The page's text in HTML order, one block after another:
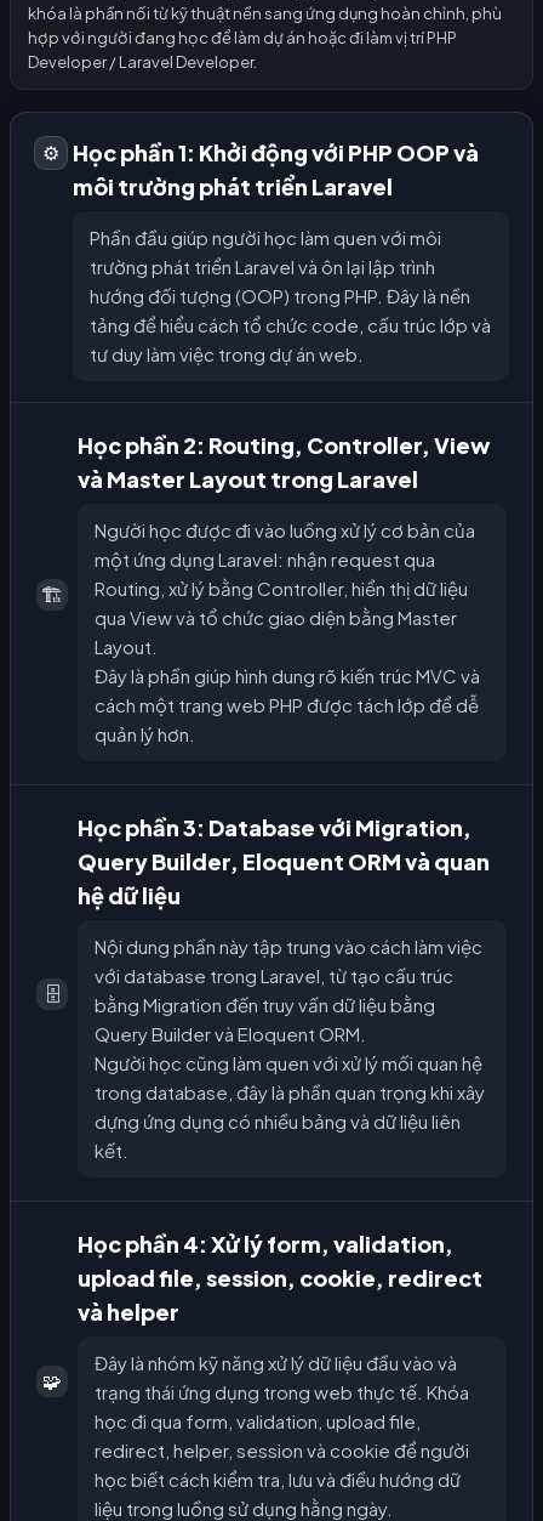
khóa là phần nối từ kỹ thuật nền sang ứng dụng hoàn chỉnh, phù
hợp với người đang học để làm dự án hoặc đi làm vị trí PHP
Developer / Laravel Developer.
⚙️
Học phần 1: Khởi động với PHP OOP và
môi trường phát triển Laravel
Phần đầu giúp người học làm quen với môi
trường phát triển Laravel và ôn lại lập trình
hướng đối tượng (OOP) trong PHP. Đây là nền
tảng để hiểu cách tổ chức code, cấu trúc lớp và
tư duy làm việc trong dự án web.
🏗️
Học phần 2: Routing, Controller, View
và Master Layout trong Laravel
Người học được đi vào luồng xử lý cơ bản của
một ứng dụng Laravel: nhận request qua
Routing, xử lý bằng Controller, hiển thị dữ liệu
qua View và tổ chức giao diện bằng Master
Layout.
Đây là phần giúp hình dung rõ kiến trúc MVC và
cách một trang web PHP được tách lớp để dễ
quản lý hơn.
🗄️
Học phần 3: Database với Migration,
Query Builder, Eloquent ORM và quan
hệ dữ liệu
Nội dung phần này tập trung vào cách làm việc
với database trong Laravel, từ tạo cấu trúc
bằng Migration đến truy vấn dữ liệu bằng
Query Builder và Eloquent ORM.
Người học cũng làm quen với xử lý mối quan hệ
trong database, đây là phần quan trọng khi xây
dựng ứng dụng có nhiều bảng và dữ liệu liên
kết.
🧩
Học phần 4: Xử lý form, validation,
upload file, session, cookie, redirect
và helper
Đây là nhóm kỹ năng xử lý dữ liệu đầu vào và
trạng thái ứng dụng trong web thực tế. Khóa
học đi qua form, validation, upload file,
redirect, helper, session và cookie để người
học biết cách kiểm tra, lưu và điều hướng dữ
liệu trong luồng sử dụng hằng ngày.